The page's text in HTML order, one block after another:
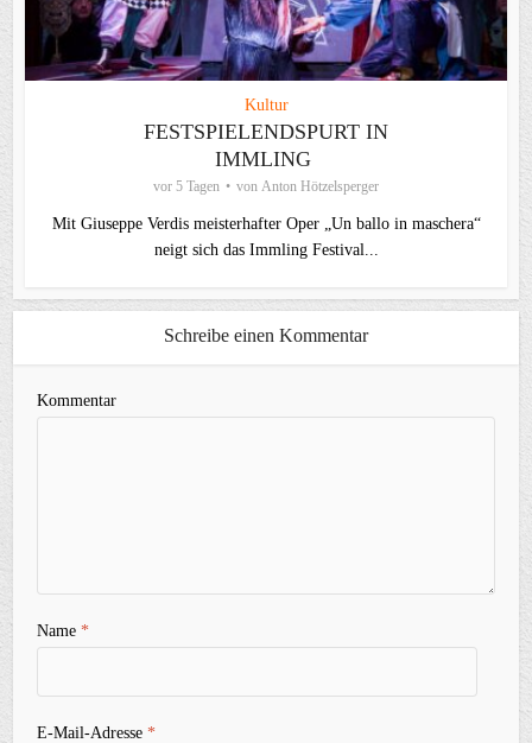
Kultur
FESTSPIELENDSPURT IN
IMMLING
vor 5 Tagen von Anton Hötzelsperger
Mit Giuseppe Verdis meisterhafter Oper „Un ballo in maschera“
neigt sich das Immling Festival...
Schreibe einen Kommentar
Kommentar
Name*
E-Mail-Adresse*